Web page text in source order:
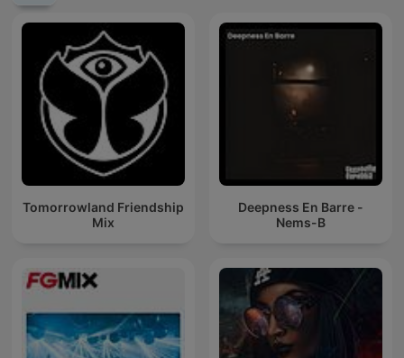
Tomorrowland Friendship
Mix
Deepness En Barre -
Nems-B